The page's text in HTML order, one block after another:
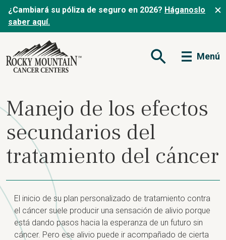
¿Cambiará su póliza de seguro en 2026? Háganoslo
saber aquí.
Abrir formulario de
Menú
Manejo de los efectos
secundarios del
tratamiento del cáncer
El inicio de su plan personalizado de tratamiento contra
el cáncer suele producir una sensación de alivio porque
está dando pasos hacia la esperanza de un futuro sin
cáncer. Pero ese alivio puede ir acompañado de cierta